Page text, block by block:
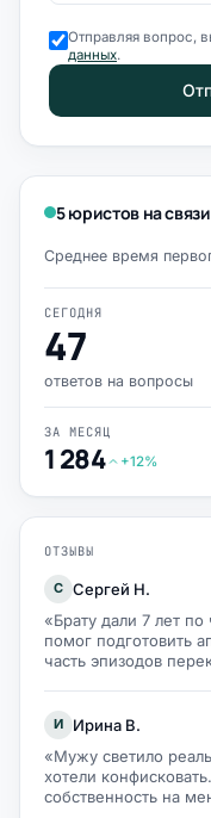
Отправляя вопрос,
данных.
5 юристов на связи
Среднее время
СЕГОДНЯ
47
ответов на вопросы
ЗА МЕСЯЦ
1 284 +12%
ОТЗЫВЫ
С Сергей Н.
«Брату дали 7 лет
помог подготовить
часть эпизодов
И
Ирина В.
«Мужу светило
хотели
собственность на